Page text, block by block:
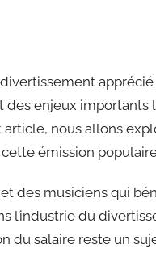
enjeux importants
nous allons
émission
des musiciens qui
l’industrie du
du salaire reste un